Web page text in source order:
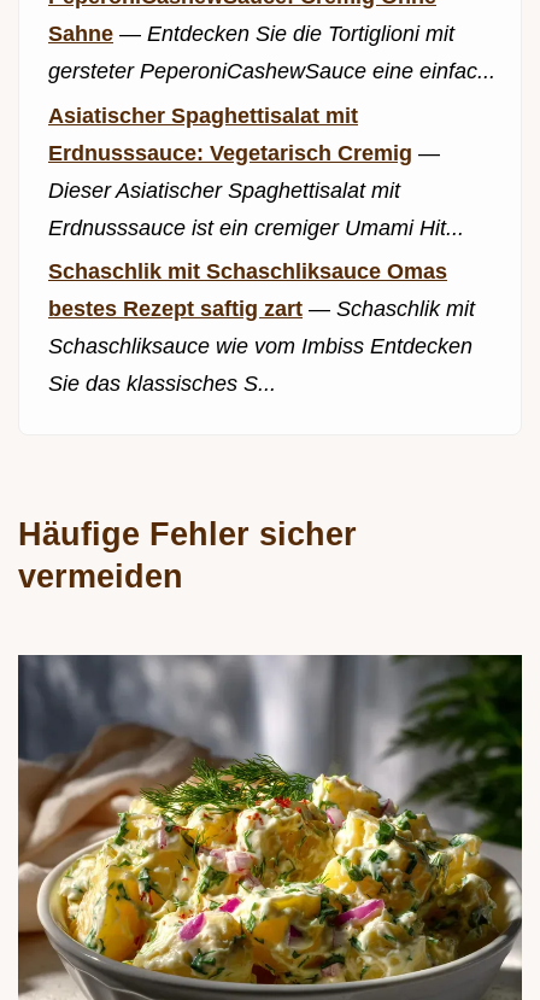
Sahne — Entdecken Sie die Tortiglioni mit
gersteter PeperoniCashewSauce eine einfac...
Asiatischer Spaghettisalat mit
Erdnusssauce: Vegetarisch Cremig —
Dieser Asiatischer Spaghettisalat mit
Erdnusssauce ist ein cremiger Umami Hit...
Schaschlik mit Schaschliksauce Omas
bestes Rezept saftig zart — Schaschlik mit
Schaschliksauce wie vom Imbiss Entdecken
Sie das klassisches S...
Häufige Fehler sicher
vermeiden